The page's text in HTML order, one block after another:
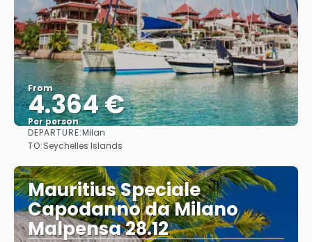
From
4.364 €
Per person
DEPARTURE:Milan
TO:Seychelles Islands
Mauritius Speciale
Capodanno da Milano
Malpensa 28.12